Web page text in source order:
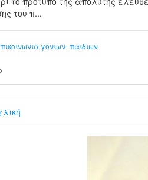
του π...
γονιων- παιδιων